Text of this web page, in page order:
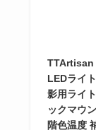
TTArtisan
LEDライ
影用ライ
ックマウ
階色温度